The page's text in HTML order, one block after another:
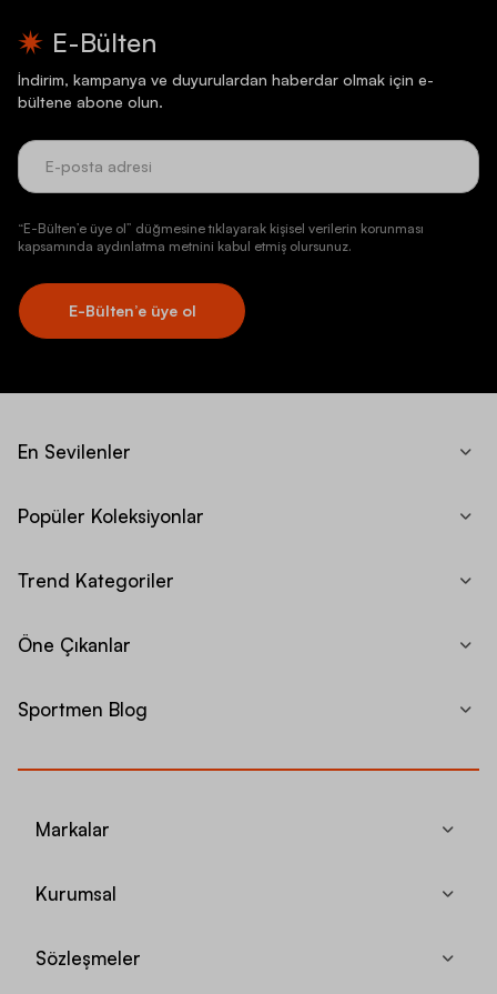
E-Bülten
İndirim, kampanya ve duyurulardan haberdar olmak için e-
bültene abone olun.
“E-Bülten’e üye ol” düğmesine tıklayarak kişisel verilerin korunması
kapsamında aydınlatma metnini kabul etmiş olursunuz.
E-Bülten’e üye ol
En Sevilenler
Popüler Koleksiyonlar
Trend Kategoriler
Öne Çıkanlar
Sportmen Blog
Markalar
Kurumsal
Sözleşmeler